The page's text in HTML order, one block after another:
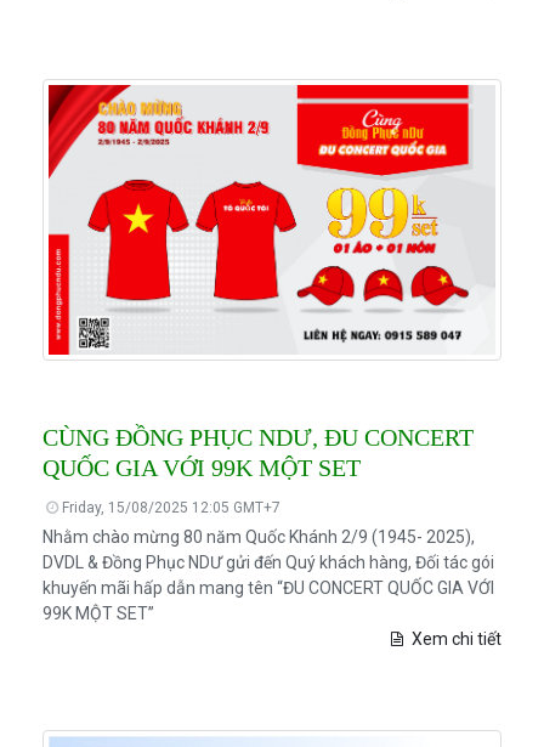
CÙNG ĐỒNG PHỤC NDƯ, ĐU CONCERT
QUỐC GIA VỚI 99K MỘT SET
Friday, 15/08/2025 12:05 GMT+7
Nhằm chào mừng 80 năm Quốc Khánh 2/9 (1945- 2025),
DVDL & Đồng Phục NDƯ gửi đến Quý khách hàng, Đối tác gói
khuyến mãi hấp dẫn mang tên “ĐU CONCERT QUỐC GIA VỚI
99K MỘT SET”
Xem chi tiết